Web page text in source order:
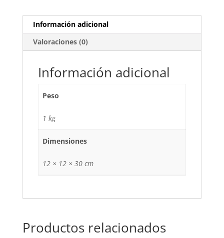
Información adicional
Valoraciones (0)
Información adicional
Peso
1 kg
Dimensiones
12 × 12 × 30 cm
Productos relacionados